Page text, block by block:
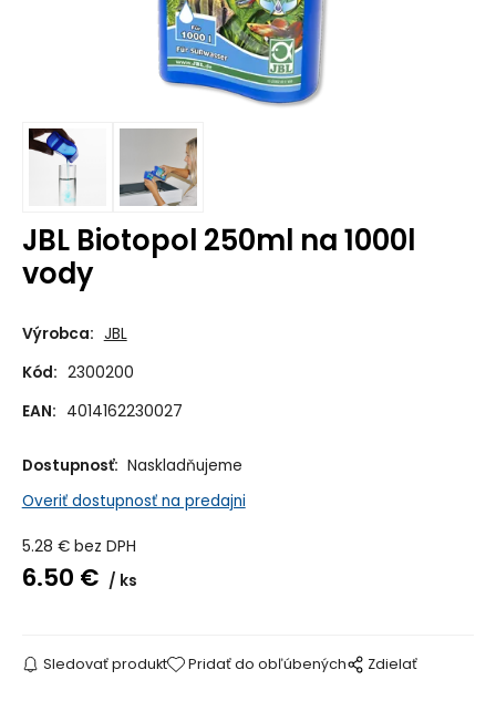
JBL Biotopol 250ml na 1000l
vody
Výrobca: JBL
Kód: 2300200
EAN: 4014162230027
Dostupnosť: Naskladňujeme
Overiť dostupnosť na predajni
5.28 € bez DPH
6.50 € ks
Sledovať produkt Pridať do obľúbených Zdielať